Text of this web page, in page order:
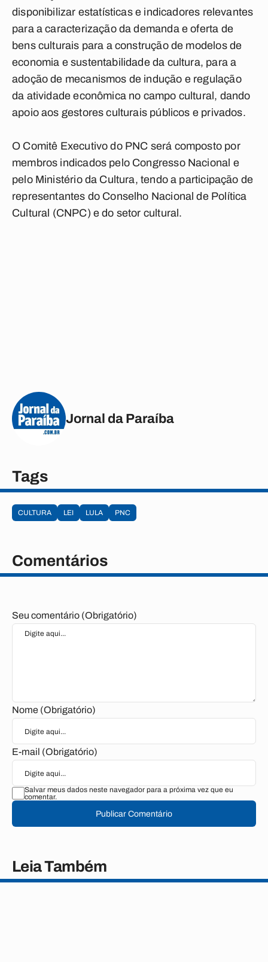
disponibilizar estatísticas e indicadores relevantes
para a caracterização da demanda e oferta de
bens culturais para a construção de modelos de
economia e sustentabilidade da cultura, para a
adoção de mecanismos de indução e regulação
da atividade econômica no campo cultural, dando
apoio aos gestores culturais públicos e privados.
O Comitê Executivo do PNC será composto por
membros indicados pelo Congresso Nacional e
pelo Ministério da Cultura, tendo a participação de
representantes do Conselho Nacional de Política
Cultural (CNPC) e do setor cultural.
Jornal da Paraíba
Tags
CULTURA LEI LULA PNC
Comentários
Seu comentário (Obrigatório)
Nome (Obrigatório)
E-mail (Obrigatório)
Salvar meus dados neste navegador para a próxima vez que eu
comentar.
Publicar Comentário
Leia Também